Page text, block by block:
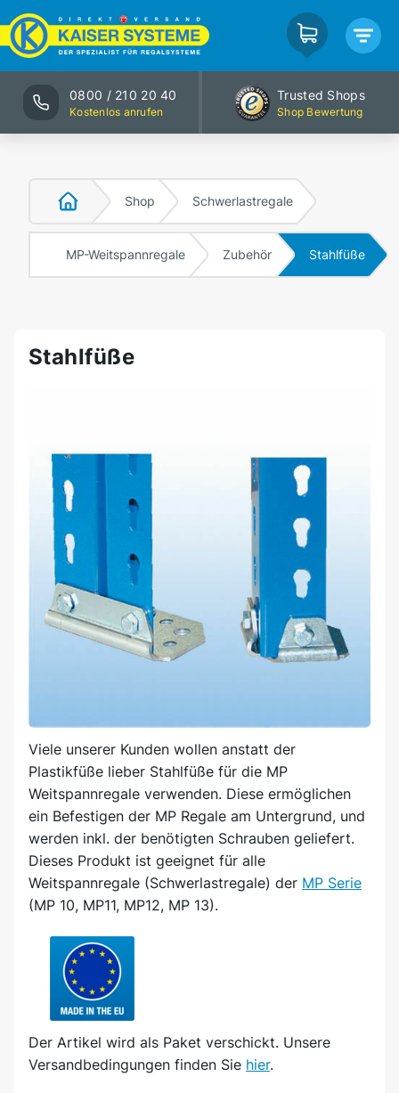
0800 / 210 20 40
Kostenlos anrufen
Trusted Shops
Shop Bewertung
Shop Schwerlastregale
MP-Weitspannregale Zubehör Stahlfüße
Stahlfüße
Viele unserer Kunden wollen anstatt der
Plastikfüße lieber Stahlfüße für die MP
Weitspannregale verwenden. Diese ermöglichen
ein Befestigen der MP Regale am Untergrund, und
werden inkl. der benötigten Schrauben geliefert.
Dieses Produkt ist geeignet für alle
Weitspannregale (Schwerlastregale) der MP Serie
(MP 10, MP11, MP12, MP 13).
Der Artikel wird als Paket verschickt. Unsere
Versandbedingungen finden Sie hier.